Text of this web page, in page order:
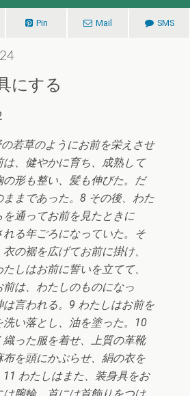
Pin Mail SMS
にする
若草のようにお前を栄えさせ
は、健やかに育ち、成熟して
の形も整い、髪も伸びた。だ
まであった。8 その後、わた
を通ってお前を見たときに
れる年ごろになっていた。そ
の裾を広げてお前に掛け、
しはお前に誓いを立てて、
は、わたしのものになっ
は言われる。9 わたしはお前を
い落とし、油を塗った。10
織った服を着せ、上質の革靴
布を頭にかぶらせ、絹の衣を
わたしはまた、装身具をお